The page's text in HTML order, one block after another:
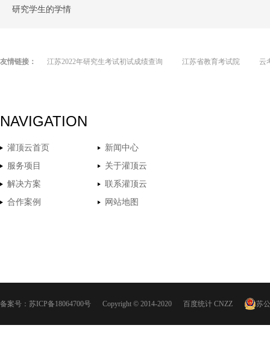
研究学生的学情
友情链接： 江苏2022年研究生考试初试成绩查询 江苏省教育考试院 云
NAVIGATION
灌顶云首页
新闻中心
服务项目
关于灌顶云
解决方案
联系灌顶云
合作案例
网站地图
备案号： 苏ICP备18064700号 Copyright © 2014-2020 百度统计 CNZZ 苏